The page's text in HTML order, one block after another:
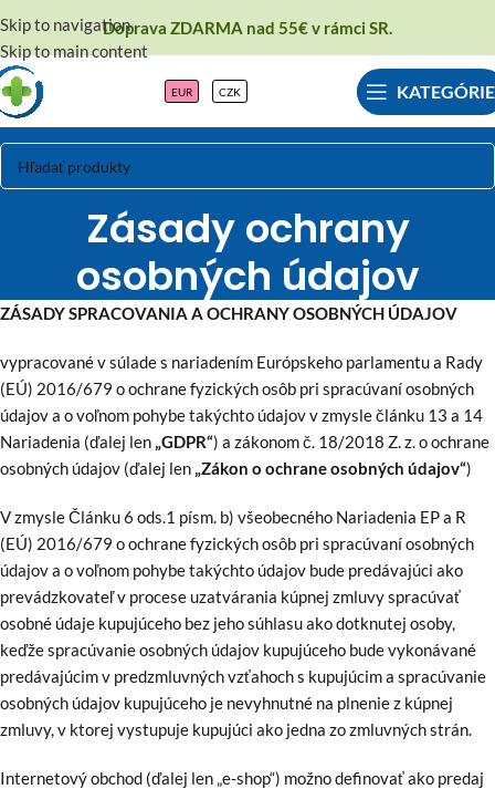
Skip to navigation
Skip to main content
Doprava ZDARMA nad 55€ v rámci SR.
EUR CZK KATEGÓRIE
Zásady ochrany
osobných údajov
ZÁSADY SPRACOVANIA A OCHRANY OSOBNÝCH ÚDAJOV
vypracované v súlade s nariadením Európskeho parlamentu a Rady
(EÚ) 2016/679 o ochrane fyzických osôb pri spracúvaní osobných
údajov a o voľnom pohybe takýchto údajov v zmysle článku 13 a 14
Nariadenia (ďalej len „GDPR“) a zákonom č. 18/2018 Z. z. o ochrane
osobných údajov (ďalej len „Zákon o ochrane osobných údajov“)
V zmysle Článku 6 ods.1 písm. b) všeobecného Nariadenia EP a R
(EÚ) 2016/679 o ochrane fyzických osôb pri spracúvaní osobných
údajov a o voľnom pohybe takýchto údajov bude predávajúci ako
prevádzkovateľ v procese uzatvárania kúpnej zmluvy spracúvať
osobné údaje kupujúceho bez jeho súhlasu ako dotknutej osoby,
keďže spracúvanie osobných údajov kupujúceho bude vykonávané
predávajúcim v predzmluvných vzťahoch s kupujúcim a spracúvanie
osobných údajov kupujúceho je nevyhnutné na plnenie z kúpnej
zmluvy, v ktorej vystupuje kupujúci ako jedna zo zmluvných strán.
Internetový obchod (ďalej len „e-shop“) možno definovať ako predaj